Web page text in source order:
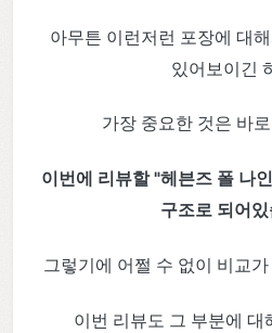
아무튼 이런저런 포장에 대
있어보이긴
가장 중요한 것은 바
이번에 리뷰할 "헤븐즈 폴 나
구조로 되어
그렇기에 어쩔 수 없이 비교
이번 리뷰도 그 부분에 대